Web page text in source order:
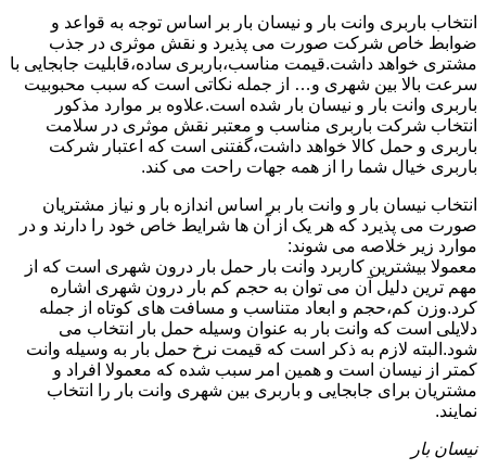
انتخاب باربری وانت بار و نیسان بار بر اساس توجه به قواعد و
ضوابط خاص شرکت صورت می پذیرد و نقش موثری در جذب
مشتری خواهد داشت.قیمت مناسب،باربری ساده،قابلیت جابجایی با
سرعت بالا بین شهری و… از جمله نکاتی است که سبب محبوبیت
باربری وانت بار و نیسان بار شده است.علاوه بر موارد مذکور
انتخاب شرکت باربری مناسب و معتبر نقش موثری در سلامت
باربری و حمل کالا خواهد داشت،گفتنی است که اعتبار شرکت
باربری خیال شما را از همه جهات راحت می کند.
انتخاب نیسان بار و وانت بار بر اساس اندازه بار و نیاز مشتریان
صورت می پذیرد که هر یک از آن ها شرایط خاص خود را دارند و در
موارد زیر خلاصه می شوند:
معمولا بیشترین کاربرد وانت بار حمل بار درون شهری است که از
مهم ترین دلیل آن می توان به حجم کم بار درون شهری اشاره
کرد.وزن کم،حجم و ابعاد متناسب و مسافت های کوتاه از جمله
دلایلی است که وانت بار به عنوان وسیله حمل بار انتخاب می
شود.البته لازم به ذکر است که قیمت نرخ حمل بار به وسیله وانت
کمتر از نیسان است و همین امر سبب شده که معمولا افراد و
مشتریان برای جابجایی و باربری بین شهری وانت بار را انتخاب
نمایند.
نیسان بار